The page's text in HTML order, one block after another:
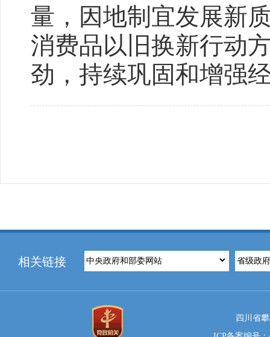
量，因地制宜发展新
消费品以旧换新行动
劲，持续巩固和增强
相关链接
四川省